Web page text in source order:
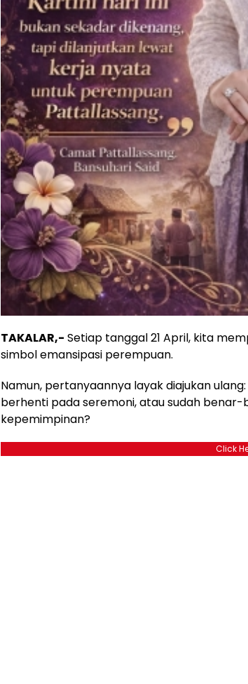
TAKALAR,- Setiap tanggal 21 April, kita
simbol emansipasi perempuan.
Namun, pertanyaannya layak diajukan
berhenti pada seremoni, atau sudah
kepemimpinan?
Click